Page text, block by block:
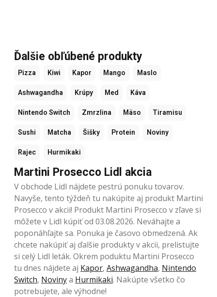
Ďalšie obľúbené produkty
Pizza Kiwi Kapor Mango Maslo
Ashwagandha Krúpy Med Káva
Nintendo Switch Zmrzlina Mäso Tiramisu
Sushi Matcha Šišky Protein Noviny
Rajec Hurmikaki
Martini Prosecco Lidl akcia
V obchode Lidl nájdete pestrú ponuku tovarov.
Navyše, tento týždeň tu nakúpite aj produkt Martini
Prosecco v akcii! Produkt Martini Prosecco v zľave si
môžete v Lidl kúpiť od 03.08.2026. Neváhajte a
poponáhľajte sa. Ponuka je časovo obmedzená. Ak
chcete nakúpiť aj ďalšie produkty v akcii, prelistujte
si celý Lidl leták. Okrem poduktu Martini Prosecco
tu dnes nájdete aj Kapor, Ashwagandha, Nintendo
Switch, Novinya Hurmikaki. Nakúpte všetko čo
potrebujete, ale výhodne!